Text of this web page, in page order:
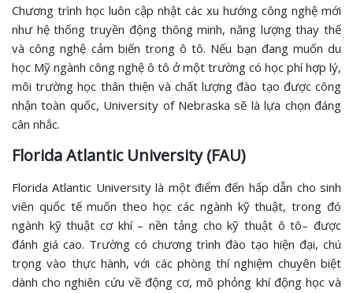
Chương trình học luôn cập nhật các xu hướng công nghệ mới
như hệ thống truyền động thông minh, năng lượng thay thế
và công nghệ cảm biến trong ô tô. Nếu bạn đang muốn du
học Mỹ ngành công nghệ ô tô ở một trường có học phí hợp lý,
môi trường học thân thiện và chất lượng đào tạo được công
nhận toàn quốc, University of Nebraska sẽ là lựa chọn đáng
cân nhắc.
Florida Atlantic University (FAU)
Florida Atlantic University là một điểm đến hấp dẫn cho sinh
viên quốc tế muốn theo học các ngành kỹ thuật, trong đó
ngành kỹ thuật cơ khí – nền tảng cho kỹ thuật ô tô– được
đánh giá cao. Trường có chương trình đào tạo hiện đại, chú
trọng vào thực hành, với các phòng thí nghiệm chuyên biệt
dành cho nghiên cứu về động cơ, mô phỏng khí động học và